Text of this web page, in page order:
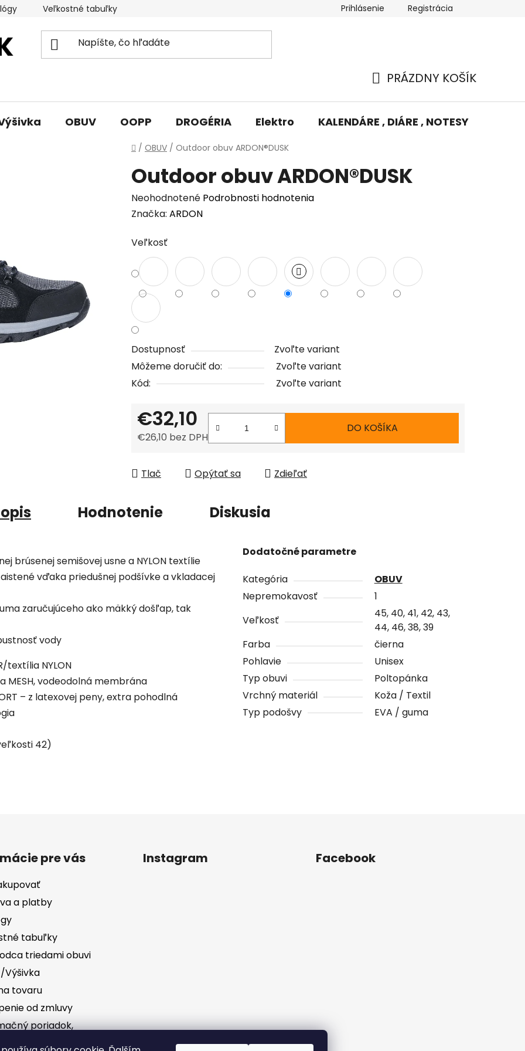
Veľkostné tabuľky Výmena tovaru Odstúpenie od
Prihlásenie Registrácia
KOŠÍK
PRÁZDNY KOŠÍK
OBUV OOPP DROGÉRIA Elektro KALENDÁRE , DIÁRE , NOTESY
Domov
/ OBUV / Outdoor obuv ARDON®DUSK
Outdoor obuv ARDON®DUSK
Priemerné
hodnotenie
je
0,0
z
hviezdičiek.
Neohodnotené Podrobnosti hodnotenia
Značka: ARDON
Veľkosť
Dostupnosť
Zvoľte variant
Môžeme doručiť do:
Zvoľte variant
Kód:
Zvoľte variant
€32,10
€26,10 bez DPH
DO KOŠÍKA
Tlač Opýtať sa Zdieľať
Hodnotenie Diskusia
brúsenej semišovej usne a NYLON textílie
vďaka priedušnej podšívke a vkladacej
zaručujúceho ako mäkký došľap, tak
vody
textília NYLON
vodeodolná membrána
– z latexovej peny, extra pohodlná
42)
Dodatočné parametre
Kategória
OBUV
Nepremokavosť
1
Veľkosť
45, 40, 41, 42, 43,
44, 46, 38, 39
Farba
čierna
Pohlavie
Unisex
Typ obuvi
Poltopánka
Vrchný materiál
Koža / Textil
Typ podošvy
EVA / guma
pre vás
a platby
tabuľky
triedami obuvi
tovaru
od zmluvy
poriadok,
Instagram
Sledovať na Instagrame
Facebook